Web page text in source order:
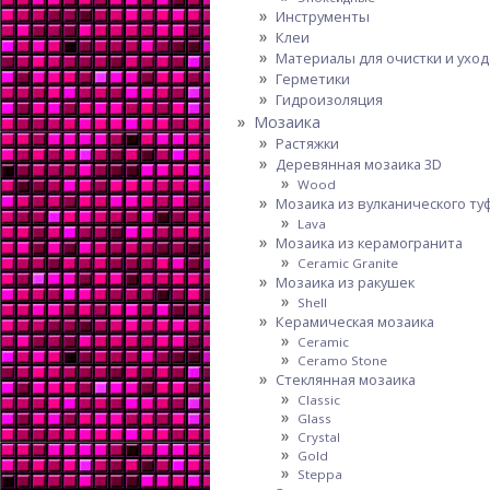
Инструменты
Клеи
Материалы для очистки и
Герметики
Гидроизоляция
Мозаика
Растяжки
Деревянная мозаика 3D
Wood
Мозаика из вулканического
Lava
Мозаика из керамогранита
Ceramic Granite
Мозаика из ракушек
Shell
Керамическая мозаика
Ceramic
Ceramo Stone
Стеклянная мозаика
Classic
Glass
Crystal
Gold
Steppa